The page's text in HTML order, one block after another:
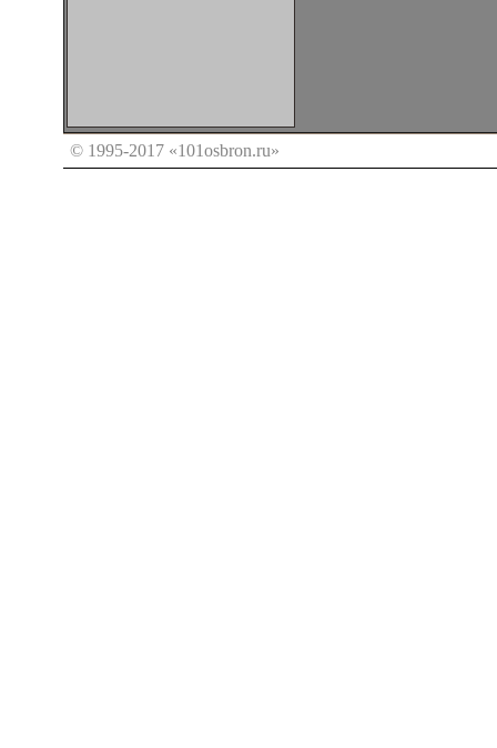
© 1995-2017 «101osbron.ru»